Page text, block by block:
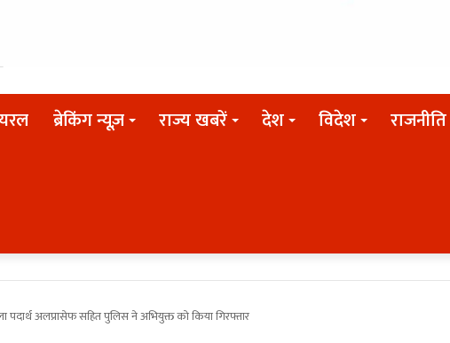
ब्रेकिंग न्यूज़ राज्य खबरें देश विदेश राजनीति
अलप्रासेफ सहित पुलिस ने अभियुक्त को किया गिरफ्तार